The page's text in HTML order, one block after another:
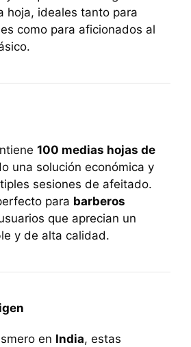
hoja, ideales tanto para
como para aficionados al
100 medias hojas de
una solución económica y
sesiones de afeitado.
para barberos
que aprecian un
y de alta calidad.
en India, estas